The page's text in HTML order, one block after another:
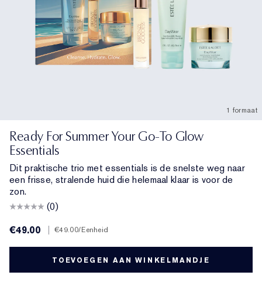
1 formaat
Ready For Summer Your Go-To Glow
Essentials
Dit praktische trio met essentials is de snelste weg naar
een frisse, stralende huid die helemaal klaar is voor de
zon.
(0)
€49.00
€49.00/Eenheid
TOEVOEGEN AAN WINKELMANDJE